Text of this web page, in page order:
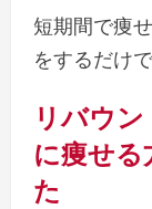
短期間で痩
をするだけ
リバウ
に痩せ
た